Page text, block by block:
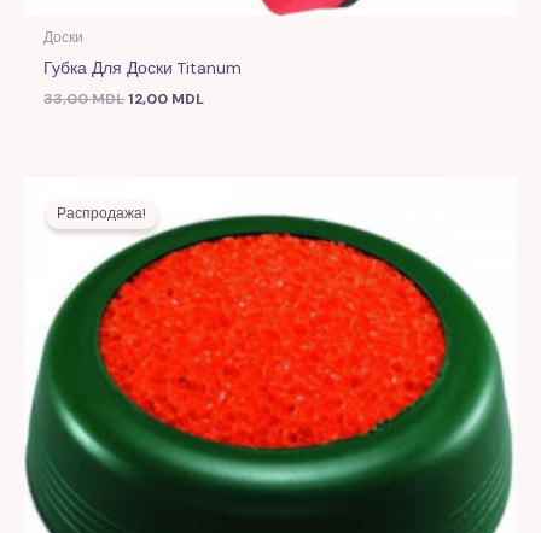
Доски
Губка Для Доски Titanum
33,00MDL12,00 MDL
Распродажа!цена
составляла
30,00 MDL.
17,00 MDL.